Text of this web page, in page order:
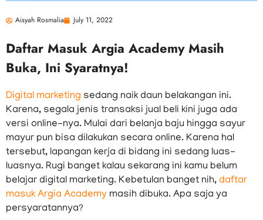
Aisyah Rosmalia July 11, 2022
Daftar Masuk Argia Academy Masih
Buka, Ini Syaratnya!
Digital marketing sedang naik daun belakangan ini.
Karena, segala jenis transaksi jual beli kini juga ada
versi online-nya. Mulai dari belanja baju hingga sayur
mayur pun bisa dilakukan secara online. Karena hal
tersebut, lapangan kerja di bidang ini sedang luas-
luasnya. Rugi banget kalau sekarang ini kamu belum
belajar digital marketing. Kebetulan banget nih, daftar
masuk Argia Academy masih dibuka. Apa saja ya
persyaratannya?